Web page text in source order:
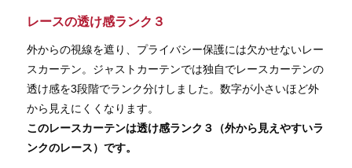
レースの透け感ランク３
外からの視線を遮り、プライバシー保護には欠かせないレー
スカーテン。ジャストカーテンでは独自でレースカーテンの
透け感を3段階でランク分けしました。数字が小さいほど外
から見えにくくなります。
このレースカーテンは透け感ランク３（外から見えやすいラ
ンクのレース）です。